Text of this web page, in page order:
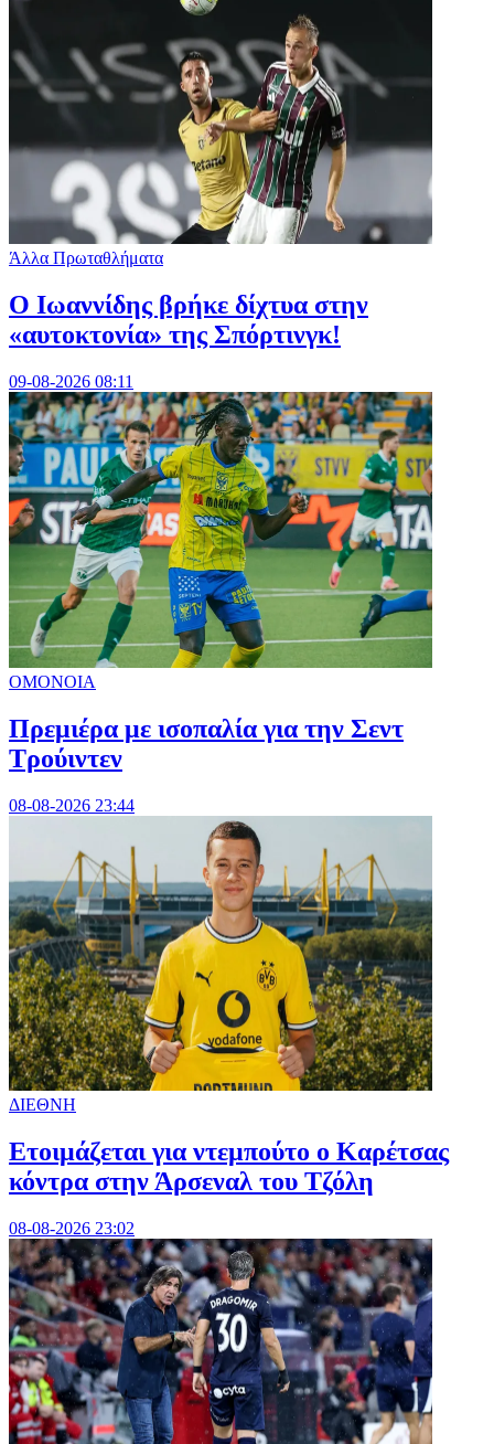
Άλλα Πρωταθλήματα
Ο Ιωαννίδης βρήκε δίχτυα στην
«αυτοκτονία» της Σπόρτινγκ!
09-08-2026 08:11
ΟΜΟΝΟΙΑ
Πρεμιέρα με ισοπαλία για την Σεντ
Τρούιντεν
08-08-2026 23:44
ΔΙΕΘΝΗ
Ετοιμάζεται για ντεμπούτο ο Καρέτσας
κόντρα στην Άρσεναλ του Τζόλη
08-08-2026 23:02